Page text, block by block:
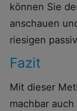
können Sie
anschauen
riesigen
Fazit
Mit dieser
machbar